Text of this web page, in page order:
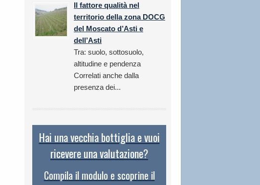
Il fattore qualità nel
territorio della zona DOCG
del Moscato d’Asti e
dell’Asti
Tra: suolo, sottosuolo,
altitudine e pendenza
Correlati anche dalla
presenza dei...
Hai una vecchia bottiglia e vuoi
ricevere una valutazione?
Compila il modulo e scoprine il